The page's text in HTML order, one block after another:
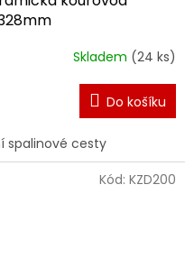
Skladem (24 ks)
Do košíku
spalinové cesty
Kód: KZD200